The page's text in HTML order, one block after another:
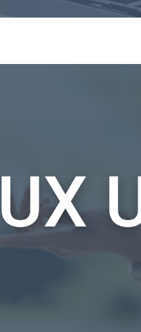
clic avec
Keyfood Mobile